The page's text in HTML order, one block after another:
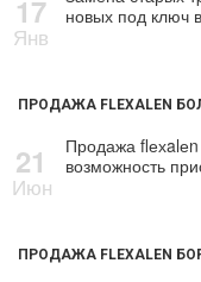
17
Янв
новых под ключ
ПРОДАЖА FLEXALEN
21
Июн
Продажа
возможность
ПРОДАЖА FLEXALEN